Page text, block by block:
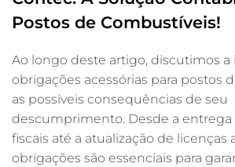
Postos de Combustíveis!
Ao longo deste artigo, discutimos
obrigações acessórias para postos
as possíveis consequências de seu
descumprimento. Desde a entrega
fiscais até a atualização de licenças
obrigações são essenciais para